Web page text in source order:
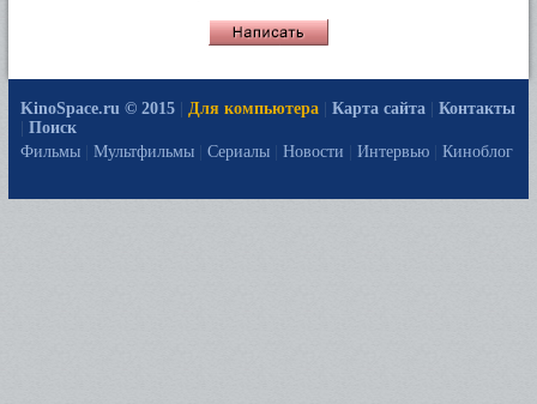
KinoSpace.ru © 2015 Для компьютера Карта сайта
Контакты
Поиск
Фильмы
Мультфильмы Сериалы Новости Интервью Киноблог